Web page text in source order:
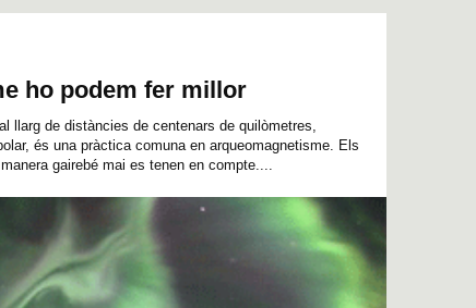
ho podem fer millor
llarg de distàncies de centenars de quilòmetres,
és una pràctica comuna en arqueomagnetisme. Els
gairebé mai es tenen en compte....